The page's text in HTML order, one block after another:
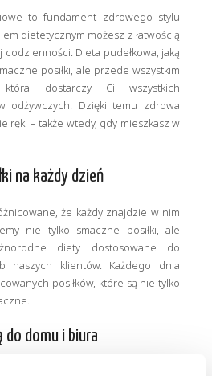
to fundament zdrowego stylu
dietetycznym możesz z łatwością
Dieta pudełkowa, jaką
posiłki, ale przede wszystkim
która dostarczy Ci wszystkich
odżywczych. Dzięki temu zdrowa
ręki – także wtedy, gdy mieszkasz w
na każdy dzień
że każdy znajdzie w nim
nie tylko smaczne posiłki, ale
diety dostosowane do
naszych klientów. Każdego dnia
posiłków, które są nie tylko
domu i biura